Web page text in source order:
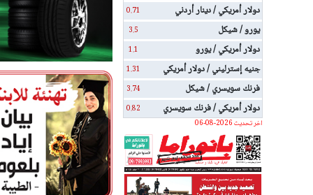
دولار أمريكي / دينار أردني 0.71
يورو / شيكل 3.5
دولار أمريكي / يورو 1.1
جنيه إسترليني / دولار أمريكي 1.31
فرنك سويسري / شيكل 3.74
دولار أمريكي / فرنك سويسري
0.82
اخر تحديث 2026-08-06